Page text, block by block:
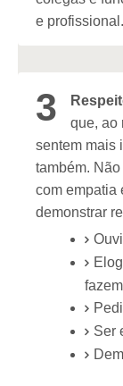
e profissional.
3
que, ao
sentem mais
também.
com empatia
demonstrar
Ser